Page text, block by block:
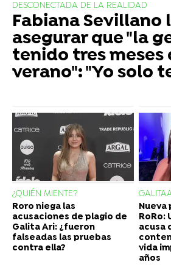
DESCONECTADA DE LA REALIDAD
Fabiana Sevillano
asegurar que "la
tenido tres meses
verano": "Yo solo
¿QUIÉN MIENTE?
Roro niega las
acusaciones de plagio de
Galita Ari: ¿fueron
falseadas las pruebas
contra ella?
Nueva
RoRo:
acusa
vida
años